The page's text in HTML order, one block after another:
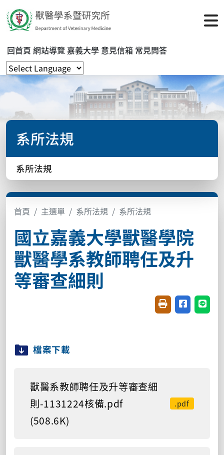
回首頁 網站導覽 嘉義大學 意見信箱 常見問答
系所法規
系所法規
首頁 主選單 系所法規 系所法規
國立嘉義大學獸醫學院
獸醫學系教師聘任及升
等審查細則
友善列印(開新視
分享至臉書
分享
檔案下載
獸醫系教師聘任及升等審查細
則-1131224核備.pdf
(508.6K)
.pdf